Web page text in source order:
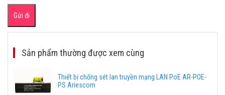
Sản phẩm thường được xem cùng
Thiết bị chống sét lan truyền mạng LAN PoE AR-POE-
PS Ariescom